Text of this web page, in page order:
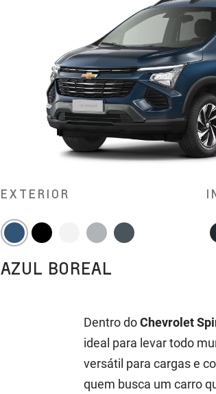
EXTERIOR
AZUL BOREAL
Dentro doChevrolet
ideal para levar todo
versátil para cargas e
quem busca um carro